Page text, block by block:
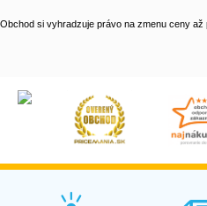
Obchod si vyhradzuje právo na zmenu ceny